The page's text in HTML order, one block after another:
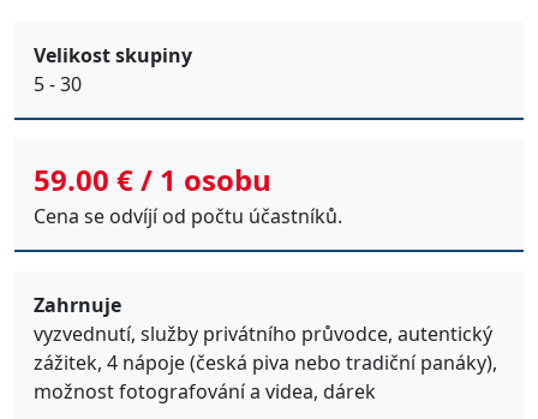
Velikost skupiny
5 - 30
59.00 € / 1 osobu
Cena se odvíjí od počtu účastníků.
Zahrnuje
vyzvednutí, služby privátního průvodce, autentický
zážitek, 4 nápoje (česká piva nebo tradiční panáky),
možnost fotografování a videa, dárek